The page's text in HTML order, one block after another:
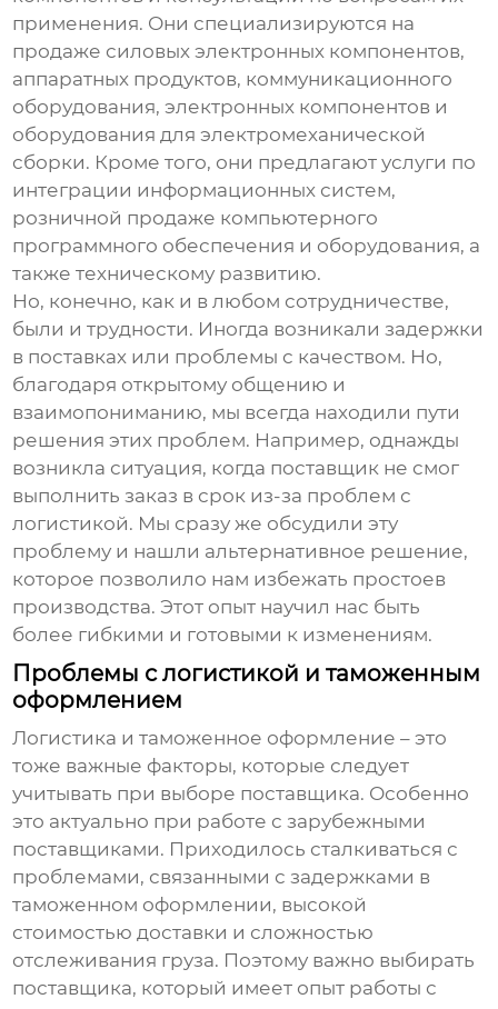
применения. Они специализируются на
продаже силовых электронных компонентов,
аппаратных продуктов, коммуникационного
оборудования, электронных компонентов и
оборудования для электромеханической
сборки. Кроме того, они предлагают услуги по
интеграции информационных систем,
розничной продаже компьютерного
программного обеспечения и оборудования, а
также техническому развитию.
Но, конечно, как и в любом сотрудничестве,
были и трудности. Иногда возникали задержки
в поставках или проблемы с качеством. Но,
благодаря открытому общению и
взаимопониманию, мы всегда находили пути
решения этих проблем. Например, однажды
возникла ситуация, когда поставщик не смог
выполнить заказ в срок из-за проблем с
логистикой. Мы сразу же обсудили эту
проблему и нашли альтернативное решение,
которое позволило нам избежать простоев
производства. Этот опыт научил нас быть
более гибкими и готовыми к изменениям.
Проблемы с логистикой и таможенным
оформлением
Логистика и таможенное оформление – это
тоже важные факторы, которые следует
учитывать при выборе поставщика. Особенно
это актуально при работе с зарубежными
поставщиками. Приходилось сталкиваться с
проблемами, связанными с задержками в
таможенном оформлении, высокой
стоимостью доставки и сложностью
отслеживания груза. Поэтому важно выбирать
поставщика, который имеет опыт работы с